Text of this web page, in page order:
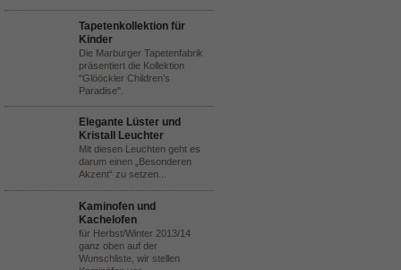
Tapetenkollektion für
Kinder
Die Marburger Tapetenfabrik
präsentiert die Kollektion
"Glööckler Children’s
Paradise".
Elegante Lüster und
Kristall Leuchter
Mit diesen Leuchten geht es
darum einen „Besonderen
Akzent“ zu setzen...
Kaminofen und
Kachelofen
für Herbst/Winter 2013/14
ganz oben auf der
Wunschliste, wir stellen